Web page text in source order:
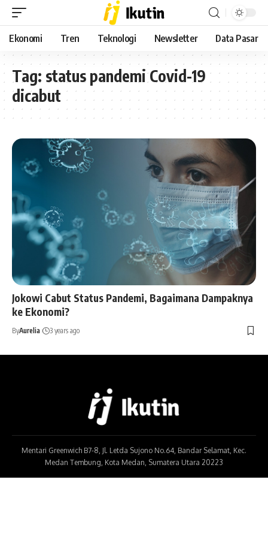
Ekonomi Tren Teknologi Newsletter Data Pasar
Tag: status pandemi Covid-19
dicabut
Jokowi Cabut Status Pandemi, Bagaimana Dampaknya
ke Ekonomi?
ByAurelia 3 years ago
Mentari Greenwich B7-8, Jl. Letda Sujono No.64, Bandar Selamat, Kec.
Medan Tembung, Kota Medan, Sumatera Utara 20223